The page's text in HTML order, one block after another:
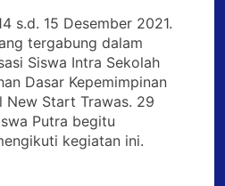
s.d. 15 Desember 2021.
tergabung dalam
Siswa Intra Sekolah
Dasar Kepemimpinan
New Start Trawas. 29
Putra begitu
kegiatan ini.